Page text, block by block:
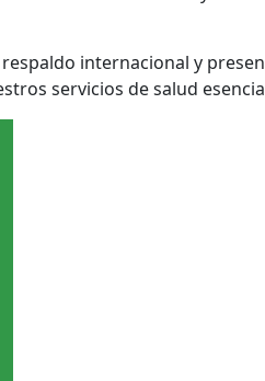
internacional y
servicios de salud